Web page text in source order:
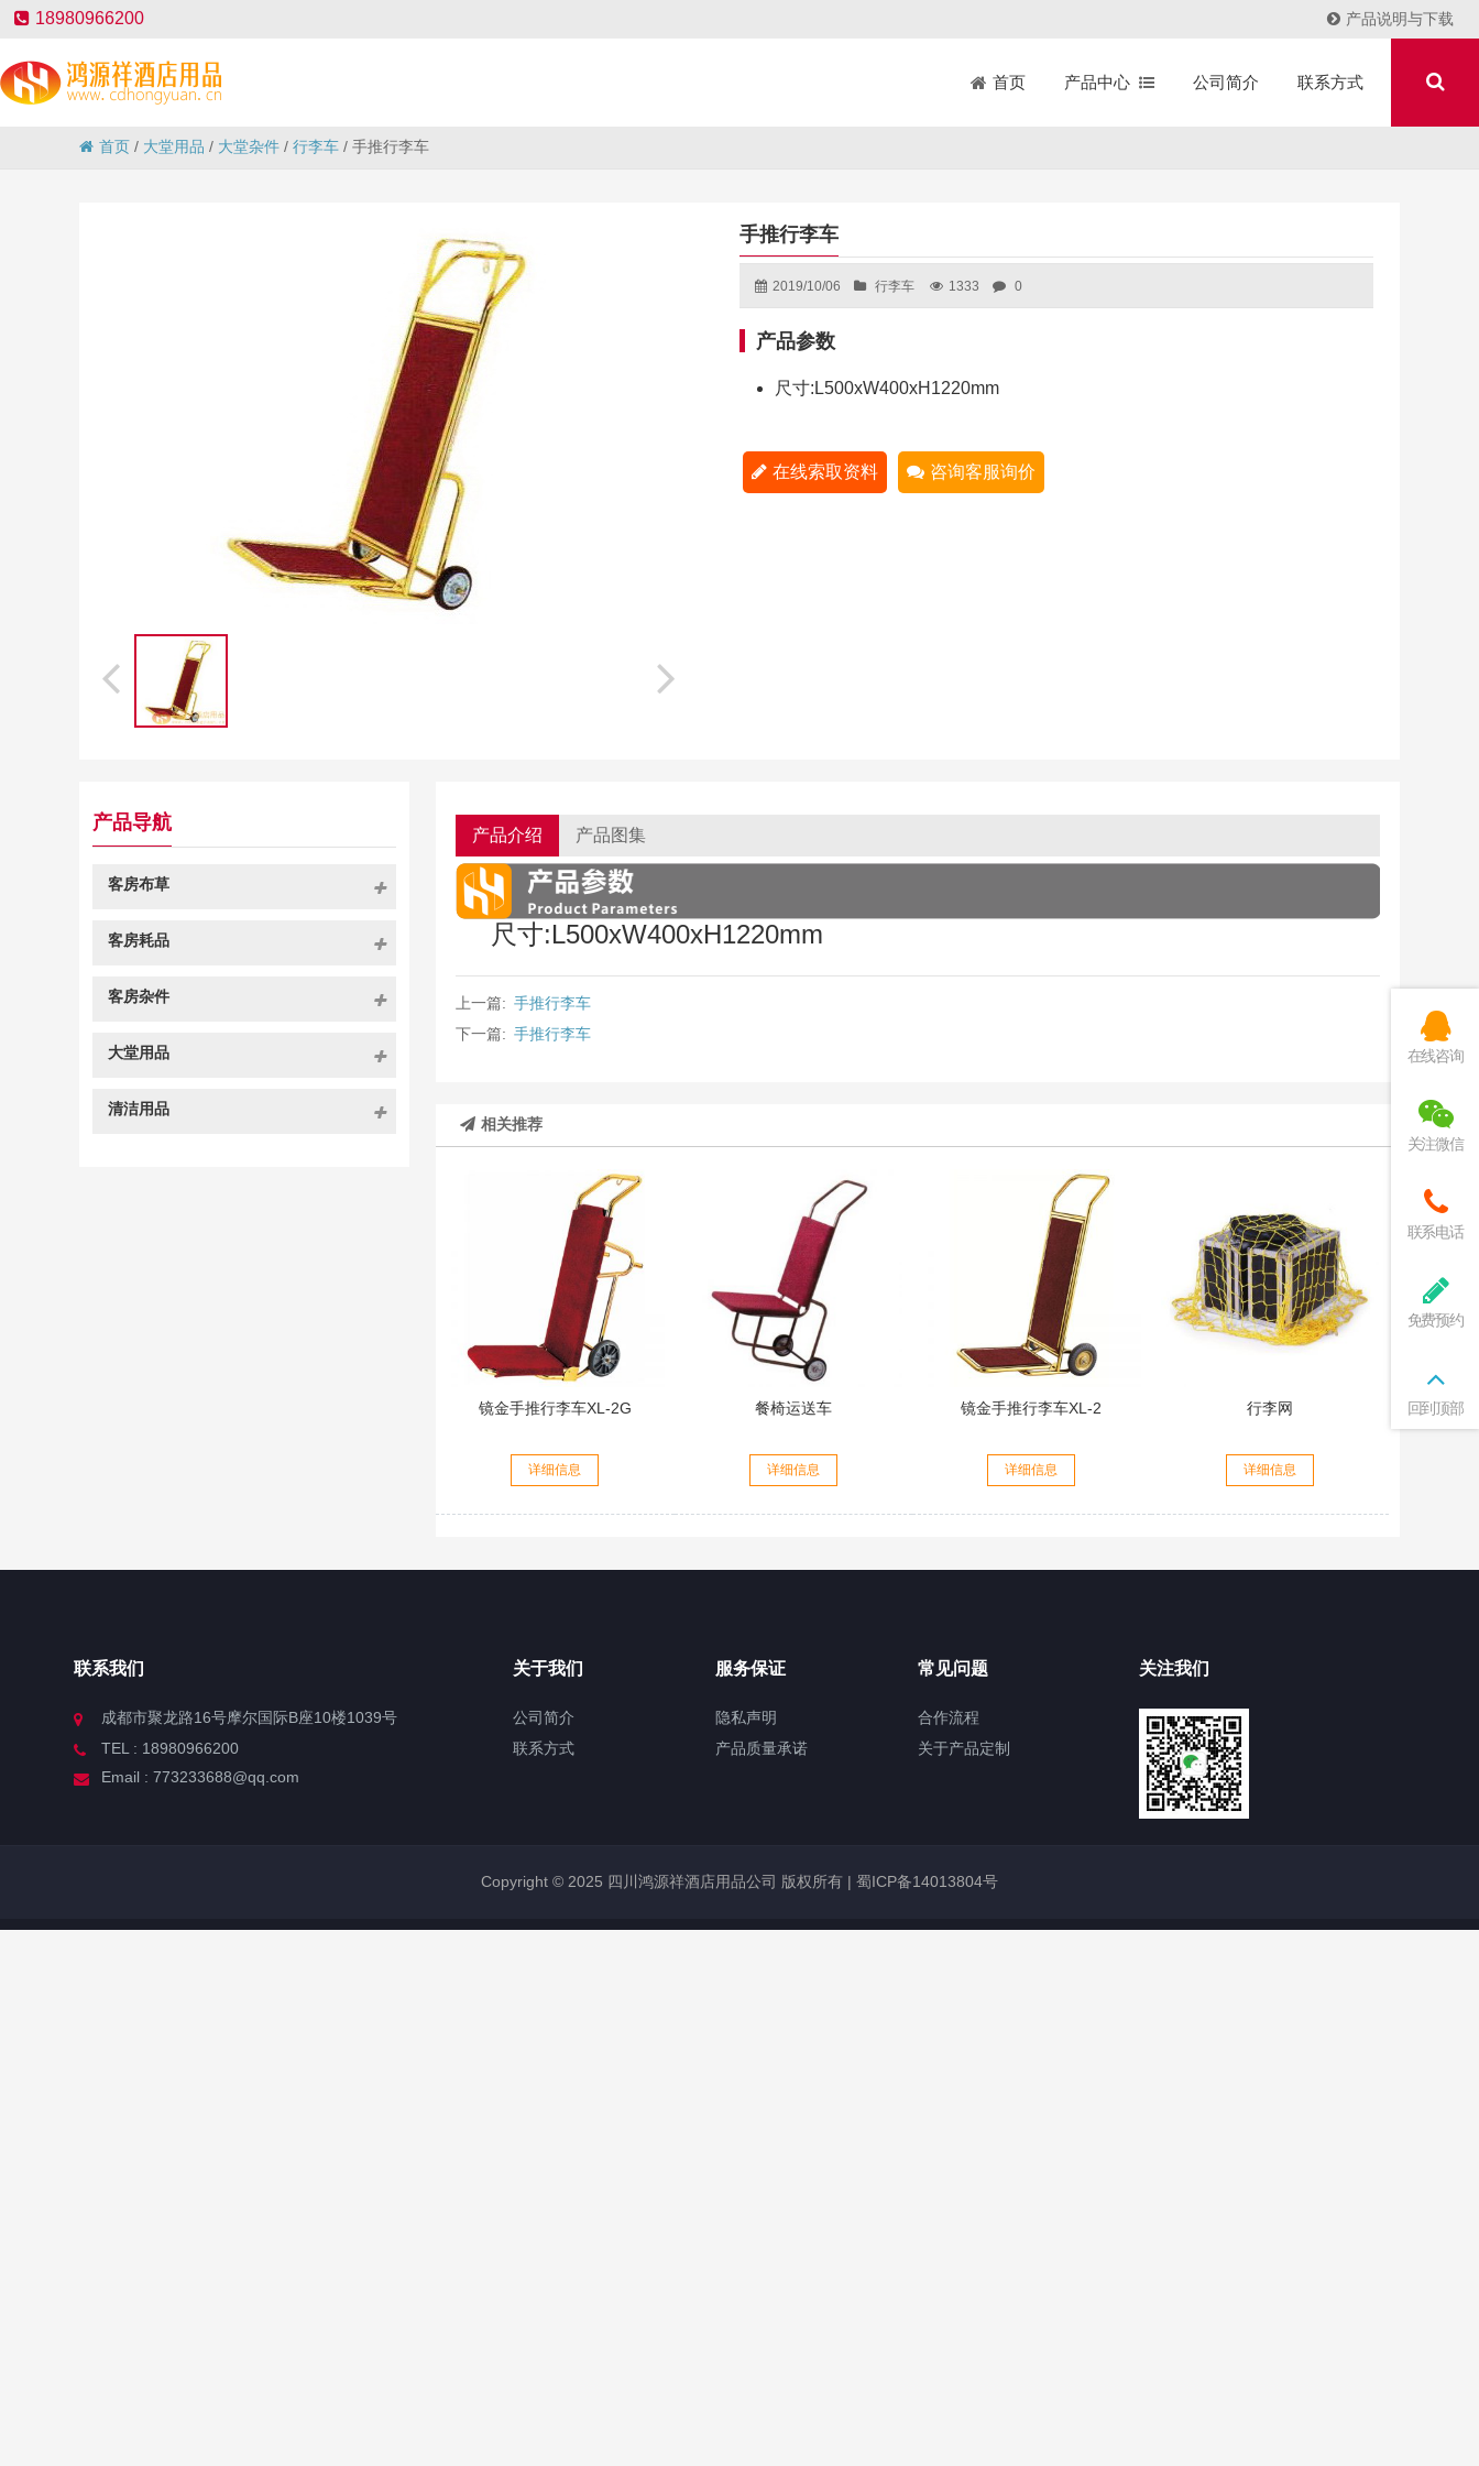
18980966200 产品说明与下载
首页 产品中心 公司简介 联系方式
首页 / 大堂用品 / 大堂杂件 / 行李车 / 手推行李车
手推行李车
2019/10/06 行李车 1333 0
产品参数
尺寸:L500xW400xH1220mm
在线索取资料 咨询客服询价
产品介绍 产品图集
尺寸:L500xW400xH1220mm
上一篇: 手推行李车
下一篇: 手推行李车
相关推荐
镜金手推行李车XL-2G
详细信息
餐椅运送车
详细信息
镜金手推行李车XL-2
详细信息
行李网
详细信息
产品导航
客房布草
客房耗品
客房杂件
大堂用品
清洁用品
联系我们
成都市聚龙路16号摩尔国际B座10楼1039号
TEL : 18980966200
Email : 773233688@qq.com
关于我们
公司简介
联系方式
服务保证
隐私声明
产品质量承诺
常见问题
合作流程
关于产品定制
关注我们
Copyright © 2025 四川鸿源祥酒店用品公司 版权所有 | 蜀ICP备14013804号
在线咨询
关注微信
联系电话
免费预约
回到顶部